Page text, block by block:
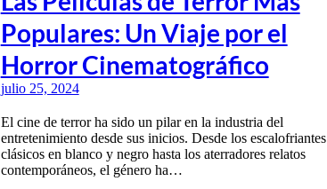
Populares: Un Viaje por el
Horror Cinematográfico
julio 25, 2024
El cine de terror ha sido un pilar en la industria del
entretenimiento desde sus inicios. Desde los escalofriantes
clásicos en blanco y negro hasta los aterradores relatos
contemporáneos, el género ha…